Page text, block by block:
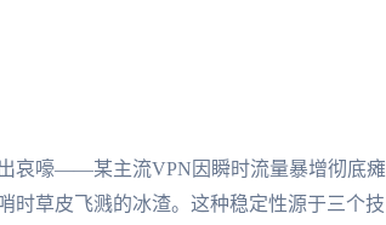
哀嚎——某主流VPN因瞬时流量暴增彻底瘫
时草皮飞溅的冰渣。这种稳定性源于三个技